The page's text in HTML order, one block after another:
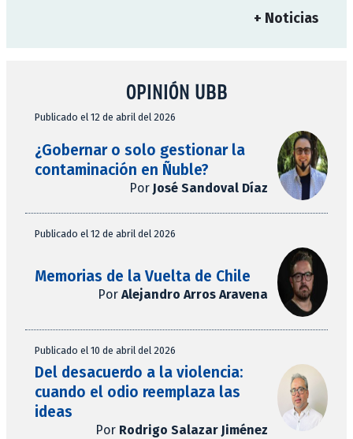
+ Noticias
OPINIÓN UBB
Publicado el 12 de abril del 2026
¿Gobernar o solo gestionar la
contaminación en Ñuble?
Por José Sandoval Díaz
Publicado el 12 de abril del 2026
Memorias de la Vuelta de Chile
Por Alejandro Arros Aravena
Publicado el 10 de abril del 2026
Del desacuerdo a la violencia:
cuando el odio reemplaza las
ideas
Por Rodrigo Salazar Jiménez